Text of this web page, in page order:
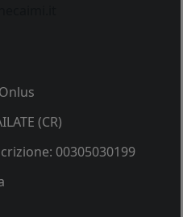
(CR)
00305030199